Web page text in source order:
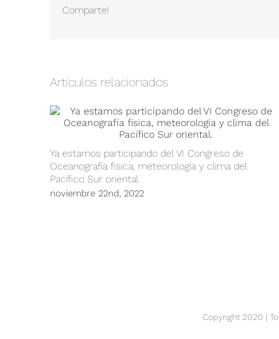
Comparte!
Artículos relacionados
Ya estamos participando del VI Congreso de
Oceanografía fisica, meteorología y clima del
Pacífico Sur oriental.
noviembre 22nd, 2022
Copyright 2020 |